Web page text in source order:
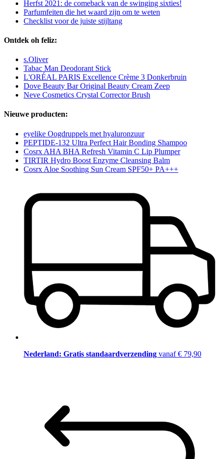
Herfst 2021: de comeback van de swinging sixties!
Parfumfeiten die het waard zijn om te weten
Checklist voor de juiste stijltang
Ontdek oh feliz:
s.Oliver
Tabac Man Deodorant Stick
L'ORÉAL PARIS Excellence Crème 3 Donkerbruin
Dove Beauty Bar Original Beauty Cream Zeep
Neve Cosmetics Crystal Corrector Brush
Nieuwe producten:
eyelike Oogdruppels met hyaluronzuur
PEPTIDE-132 Ultra Perfect Hair Bonding Shampoo
Cosrx AHA BHA Refresh Vitamin C Lip Plumper
TIRTIR Hydro Boost Enzyme Cleansing Balm
Cosrx Aloe Soothing Sun Cream SPF50+ PA+++
Nederland: Gratis standaardverzending vanaf € 79,90